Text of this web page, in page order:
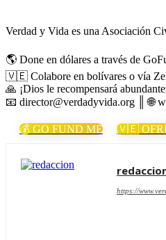
Verdad y Vida es una Asociación
🌎 Done en dólares a través de
🇻🇪 Colabore en bolívares o vía
🙏 ¡Dios le recompensará
📧 director@verdadyvida.org ║ 🌐
💰 GO FUND ME 🇻🇪
https://